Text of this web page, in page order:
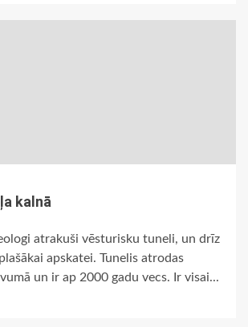
kalnā
atrakuši vēsturisku tuneli, un drīz
apskatei. Tunelis atrodas
un ir ap 2000 gadu vecs. Ir visai...